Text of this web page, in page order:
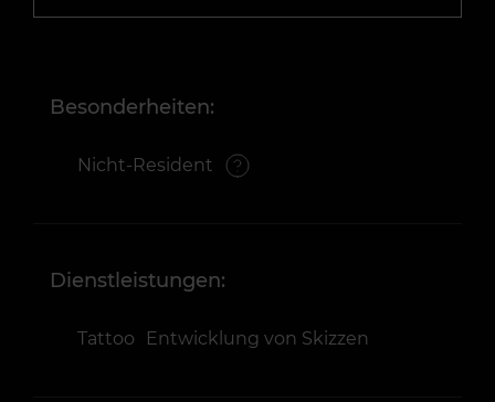
Besonderheiten:
Nicht-Resident
Dienstleistungen:
Tattoo Entwicklung von Skizzen